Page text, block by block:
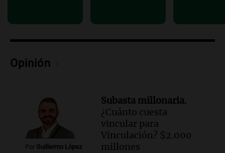
Episodios
del desayuno ideal: qué alimentos
Episodios
Opinión
Por Guillermo López
Subasta millonaria.
¿Cuánto cuesta
vincular para
Vinculación? $2.000
millones